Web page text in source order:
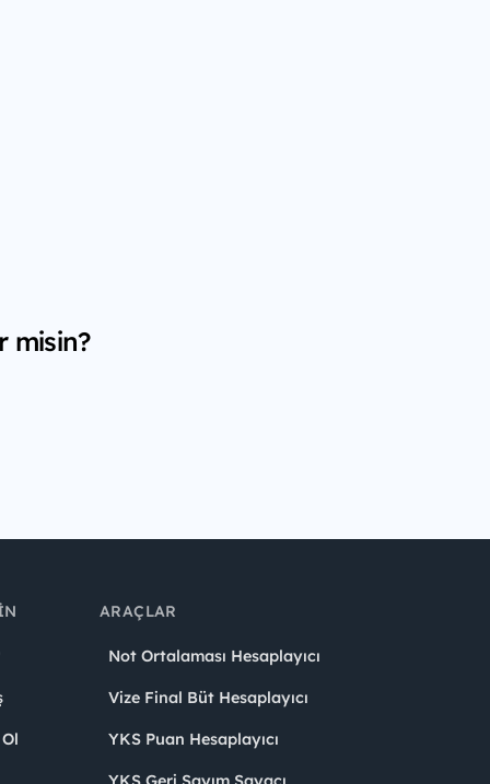
misin?
ARAÇLAR
Not Ortalaması Hesaplayıcı
Vize Final Büt Hesaplayıcı
YKS Puan Hesaplayıcı